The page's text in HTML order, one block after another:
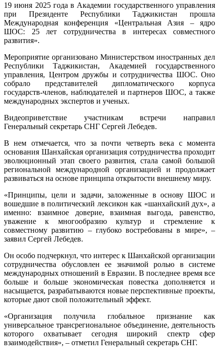
направил
видеоприветствие
участникам
Международной
Азия
ядро
ШОС:
25
лет
в
интересах
развития»
19 июня 2025 года в Академии государственного управления
при Президенте Республики Таджикистан прошла
Международная конференция «Центральная Азия – ядро
ШОС: 25 лет сотрудничества в интересах совместного
развития».
Мероприятие организовано Министерством иностранных дел
Республики Таджикистан, Академией государственного
управления, Центром дружбы и сотрудничества ШОС. Оно
собрало представителей дипломатического корпуса
государств-членов, наблюдателей и партнеров ШОС, а также
международных экспертов и ученых.
Видеоприветствие участникам встречи направил
Генеральный секретарь СНГ Сергей Лебедев.
В нем отмечается, что за почти четверть века с момента
основания Шанхайская организация сотрудничества проходит
эволюционный этап своего развития, стала самой большой
региональной международной организацией и продолжает
развиваться на основе принципа открытости внешнему миру.
«Принципы, цели и задачи, заложенные в основу ШОС и
вошедшие в политический лексикон как «шанхайский дух», а
именно: взаимное доверие, взаимная выгода, равенство,
уважение к многообразию культур и стремление к
совместному развитию – глубоко востребованы в мире», –
заявил Сергей Лебедев.
Он особо подчеркнул, что интерес к Шанхайской организации
сотрудничества обусловлен ее значимой ролью в системе
международных отношений в Евразии. В последнее время все
больше и больше экономическая повестка дополняется и
насыщается, разрабатываются новые перспективные проекты,
которые дают свой положительный эффект.
«Организация получила глобальное признание как
универсальное трансрегиональное объединение, деятельность
которого охватывает сегодня широкий спектр сфер
взаимодействия», – отметил Генеральный секретарь СНГ.